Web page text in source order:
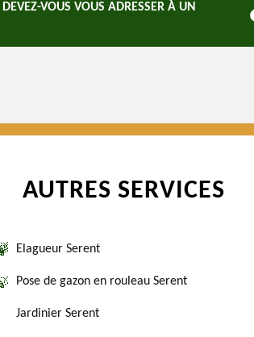
VOUS VOUS ADRESSER À UN
AUTRES SERVICES
Elagueur Serent
Pose de gazon en rouleau Serent
Jardinier Serent